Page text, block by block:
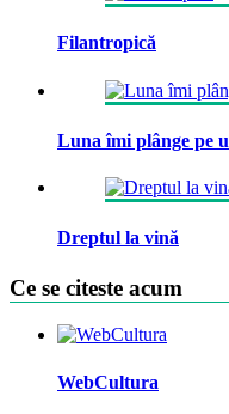
Filantropică
Luna îmi plânge pe
Dreptul la vină
Ce se citeste acum
WebCultura